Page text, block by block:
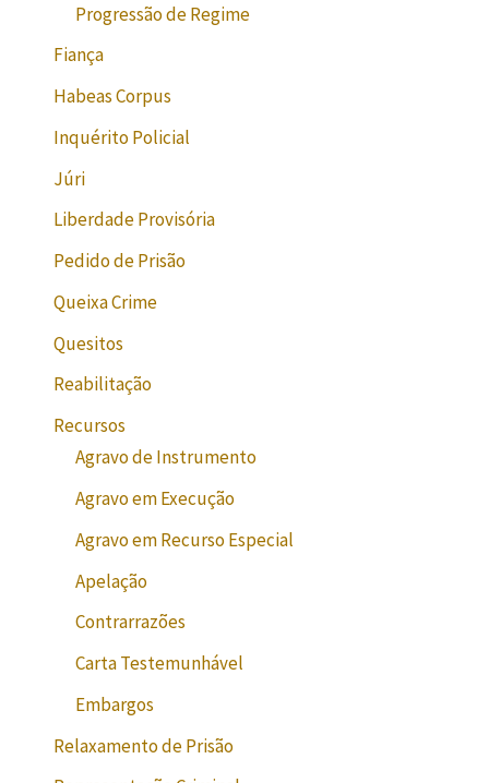
Progressão de Regime
Fiança
Habeas Corpus
Inquérito Policial
Júri
Liberdade Provisória
Pedido de Prisão
Queixa Crime
Quesitos
Reabilitação
Recursos
Agravo de Instrumento
Agravo em Execução
Agravo em Recurso Especial
Apelação
Contrarrazões
Carta Testemunhável
Embargos
Relaxamento de Prisão